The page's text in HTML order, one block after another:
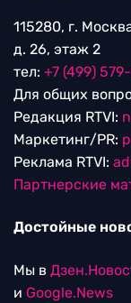
115280, г.
д. 26, этаж 2
тел: +7 (499)
Для общих
Редакция RTVI:
Маркетинг/PR:
Реклама RTVI:
Партнерские
Достойные
Мы в
и Google.News